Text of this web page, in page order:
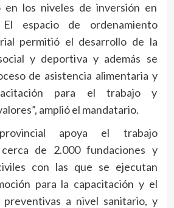
en los niveles de inversión en
El espacio de ordenamiento
permitió el desarrollo de la
y deportiva y además se
de asistencia alimentaria y
para el trabajo y
amplió el mandatario.
apoya el trabajo
de 2.000 fundaciones y
con las que se ejecutan
para la capacitación y el
preventivas a nivel sanitario, y